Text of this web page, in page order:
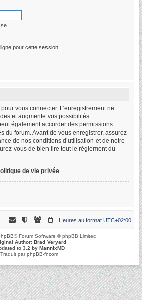
pour cette session
vous connecter. L’enregistrement ne
et augmente vos possibilités.
également accorder des permissions
du forum. Avant de vous enregistrer, assurez-
de nos conditions d’utilisation et de notre
vous de bien lire tout le règlement du
de vie privée
Heures au format UTC+02:00
® Forum Software © phpBB Limited
Author: Brad Veryard
to 3.2 by MannixMD
Traduit parphpBB-fr.com